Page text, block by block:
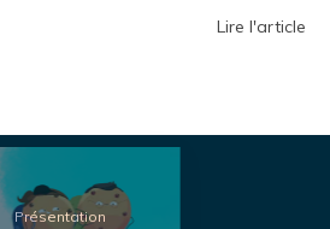
Lire l'article
Présentation